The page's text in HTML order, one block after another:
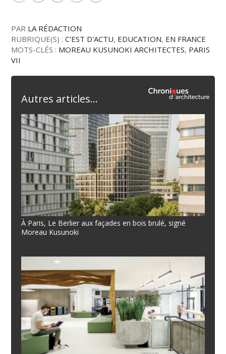
PAR LA RÉDACTION
RUBRIQUE(S) :C'EST D'ACTU, EDUCATION, EN FRANCE
MOTS-CLÉS : MOREAU KUSUNOKI ARCHITECTES, PARIS
VII
Autres articles...
À Paris, Le Berlier aux façades en bois brulé, signé
Moreau Kusunoki